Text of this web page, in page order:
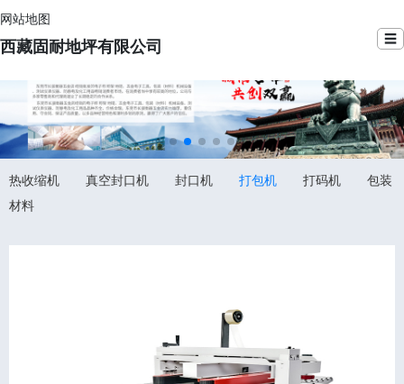
网站地图
西藏固耐地坪有限公司 ☰
热收缩机 真空封口机 封口机 打包机 打码机
包装
材料